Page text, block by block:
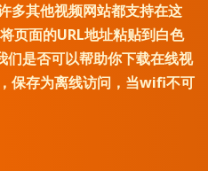
其他视频网站都支持在这
面的URL地址粘贴到白色
们是否可以帮助你下载在线视
保存为离线访问，当wifi不可